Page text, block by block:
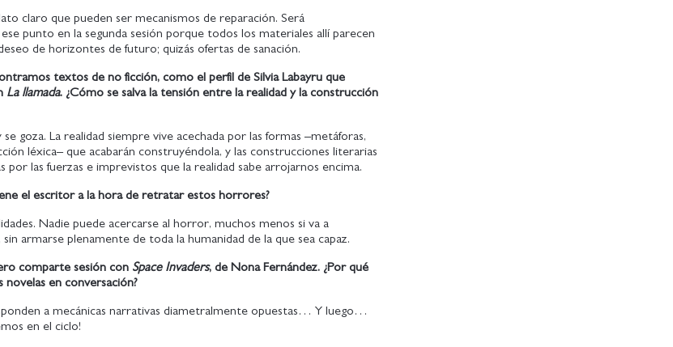
claro que pueden ser mecanismos de reparación. Será
punto en la segunda sesión porque todos los materiales allí parecen
de horizontes de futuro; quizás ofertas de sanación.
textos de no ficción, como el perfil de Silvia Labayru que
La llamada. ¿Cómo se salva la tensión entre la realidad y la construcción
se goza. La realidad siempre vive acechada por las formas –metáforas,
léxica– que acabarán construyéndola, y las construcciones literarias
por las fuerzas e imprevistos que la realidad sabe arrojarnos encima.
el escritor a la hora de retratar estos horrores?
Nadie puede acercarse al horror, muchos menos si va a
armarse plenamente de toda la humanidad de la que sea capaz.
comparte sesión con Space Invaders, de Nona Fernández. ¿Por qué
novelas en conversación?
a mecánicas narrativas diametralmente opuestas… Y luego…
en el ciclo!